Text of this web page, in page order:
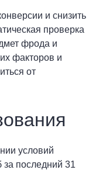
и снизить
проверка
фрода и
факторов и
от
условий
за последний 31